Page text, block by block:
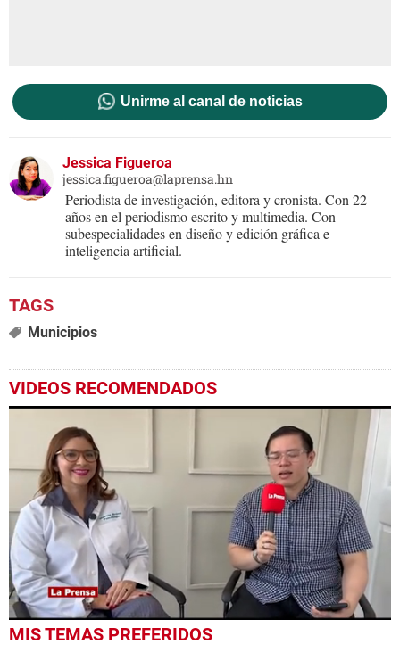
Unirme al canal de noticias
Jessica Figueroa
jessica.figueroa@laprensa.hn
Periodista de investigación, editora y cronista. Con 22
años en el periodismo escrito y multimedia. Con
subespecialidades en diseño y edición gráfica e
inteligencia artificial.
Municipios
VIDEOS RECOMENDADOS
0
seconds
MIS TEMAS PREFERIDOS